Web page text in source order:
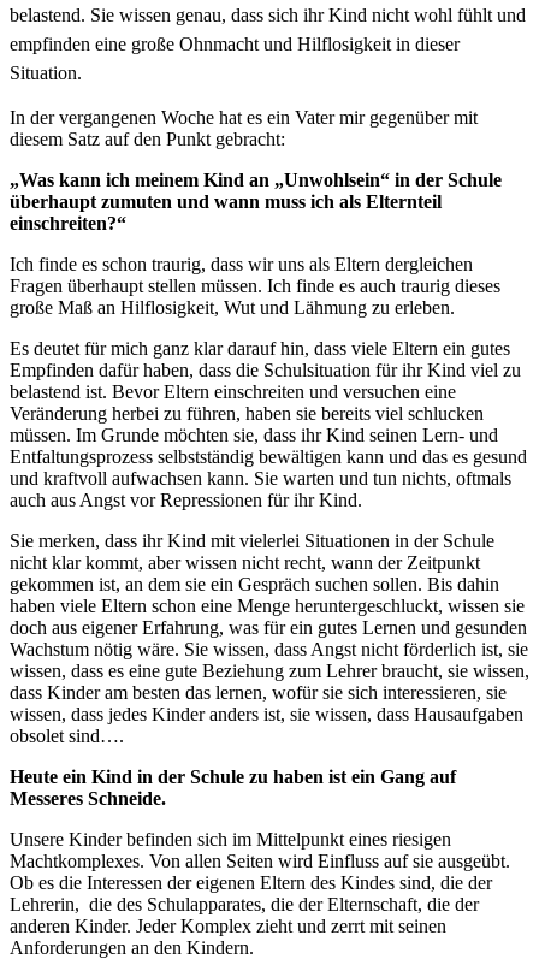
belastend. Sie wissen genau, dass sich ihr Kind nicht wohl fühlt und
empfinden eine große Ohnmacht und Hilflosigkeit in dieser
Situation.
In der vergangenen Woche hat es ein Vater mir gegenüber mit
diesem Satz auf den Punkt gebracht:
„Was kann ich meinem Kind an „Unwohlsein“ in der Schule
überhaupt zumuten und wann muss ich als Elternteil
einschreiten?“
Ich finde es schon traurig, dass wir uns als Eltern dergleichen
Fragen überhaupt stellen müssen. Ich finde es auch traurig dieses
große Maß an Hilflosigkeit, Wut und Lähmung zu erleben.
Es deutet für mich ganz klar darauf hin, dass viele Eltern ein gutes
Empfinden dafür haben, dass die Schulsituation für ihr Kind viel zu
belastend ist. Bevor Eltern einschreiten und versuchen eine
Veränderung herbei zu führen, haben sie bereits viel schlucken
müssen. Im Grunde möchten sie, dass ihr Kind seinen Lern- und
Entfaltungsprozess selbstständig bewältigen kann und das es gesund
und kraftvoll aufwachsen kann. Sie warten und tun nichts, oftmals
auch aus Angst vor Repressionen für ihr Kind.
Sie merken, dass ihr Kind mit vielerlei Situationen in der Schule
nicht klar kommt, aber wissen nicht recht, wann der Zeitpunkt
gekommen ist, an dem sie ein Gespräch suchen sollen. Bis dahin
haben viele Eltern schon eine Menge heruntergeschluckt, wissen sie
doch aus eigener Erfahrung, was für ein gutes Lernen und gesunden
Wachstum nötig wäre. Sie wissen, dass Angst nicht förderlich ist, sie
wissen, dass es eine gute Beziehung zum Lehrer braucht, sie wissen,
dass Kinder am besten das lernen, wofür sie sich interessieren, sie
wissen, dass jedes Kinder anders ist, sie wissen, dass Hausaufgaben
obsolet sind….
Heute ein Kind in der Schule zu haben ist ein Gang auf
Messeres Schneide.
Unsere Kinder befinden sich im Mittelpunkt eines riesigen
Machtkomplexes. Von allen Seiten wird Einfluss auf sie ausgeübt.
Ob es die Interessen der eigenen Eltern des Kindes sind, die der
Lehrerin, die des Schulapparates, die der Elternschaft, die der
anderen Kinder. Jeder Komplex zieht und zerrt mit seinen
Anforderungen an den Kindern.